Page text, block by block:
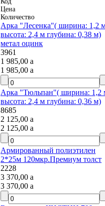
Цена
Количество
Арка "Лесенка"( ширина: 1,2 м
высота: 2,4 м глубина: 0,38 м)
метал оцинк
3961
1 985,00a
1 985,00a
Арка "Тюльпан"( ширина: 1,2 м
высота: 2,4 м глубина: 0,36 м)
8685
2 125,00a
2 125,00a
Армированный полиэтилен
2*25м 120мкр.Премиум толст
2228
3 370,00a
3 370,00a